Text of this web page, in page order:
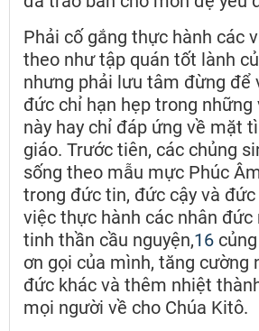
Phải cố gắng thực hành các
theo như tập quán tốt lành
nhưng phải lưu tâm đừng để
đức chỉ hạn hẹp trong
này hay chỉ đáp ứng về mặt
giáo. Trước tiên, các chủng
sống theo mẫu mực Phúc
trong đức tin, đức cậy và
việc thực hành các nhân đức
tinh thần cầu nguyện,16
ơn gọi của mình, tăng cường
đức khác và thêm nhiệt
mọi người về cho Chúa Kitô.